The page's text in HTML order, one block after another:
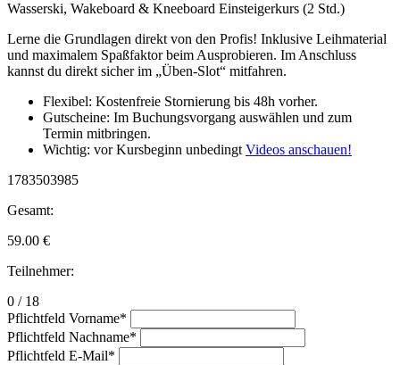
Wasserski, Wakeboard & Kneeboard Einsteigerkurs (2 Std.)
Lerne die Grundlagen direkt von den Profis! Inklusive Leihmaterial
und maximalem Spaßfaktor beim Ausprobieren. Im Anschluss
kannst du direkt sicher im „Üben-Slot“ mitfahren.
Flexibel: Kostenfreie Stornierung bis 48h vorher.
Gutscheine: Im Buchungsvorgang auswählen und zum
Termin mitbringen.
Wichtig: vor Kursbeginn unbedingt Videos anschauen!
1783503985
Gesamt:
59.00 €
Teilnehmer:
0 / 18
Pflichtfeld Vorname*
Pflichtfeld Nachname*
Pflichtfeld E-Mail*